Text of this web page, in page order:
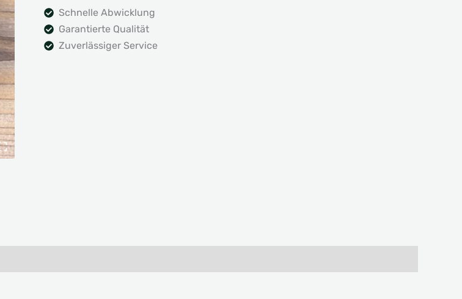
Schnelle Abwicklung
Garantierte Qualität
Zuverlässiger Service